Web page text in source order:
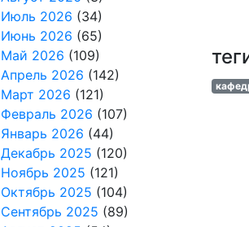
Июль 2026 (34)
Июнь 2026 (65)
Май 2026 (109)
Апрель 2026 (142)
Март 2026 (121)
Февраль 2026 (107)
Январь 2026 (44)
Декабрь 2025 (120)
Ноябрь 2025 (121)
Октябрь 2025 (104)
Сентябрь 2025 (89)